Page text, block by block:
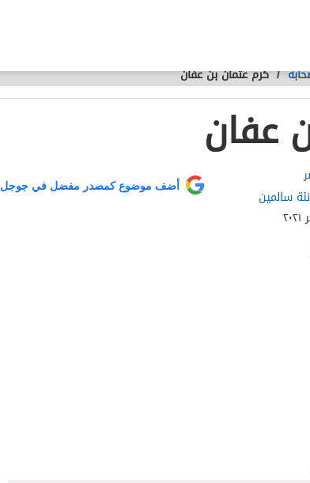
/كرم عثمان بن عفان
عفان
سالمين
أضف موضوع كمصدر مفضل في جوجل